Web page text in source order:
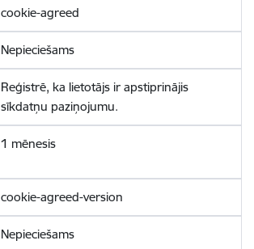
cookie-agreed
Nepieciešams
Reģistrē, ka lietotājs ir apstiprinājis
sīkdatņu paziņojumu.
1 mēnesis
cookie-agreed-version
Nepieciešams